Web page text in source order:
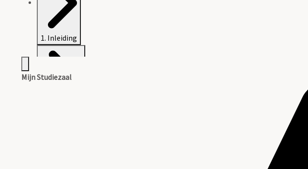
1. Inleiding
Mijn Studiezaal